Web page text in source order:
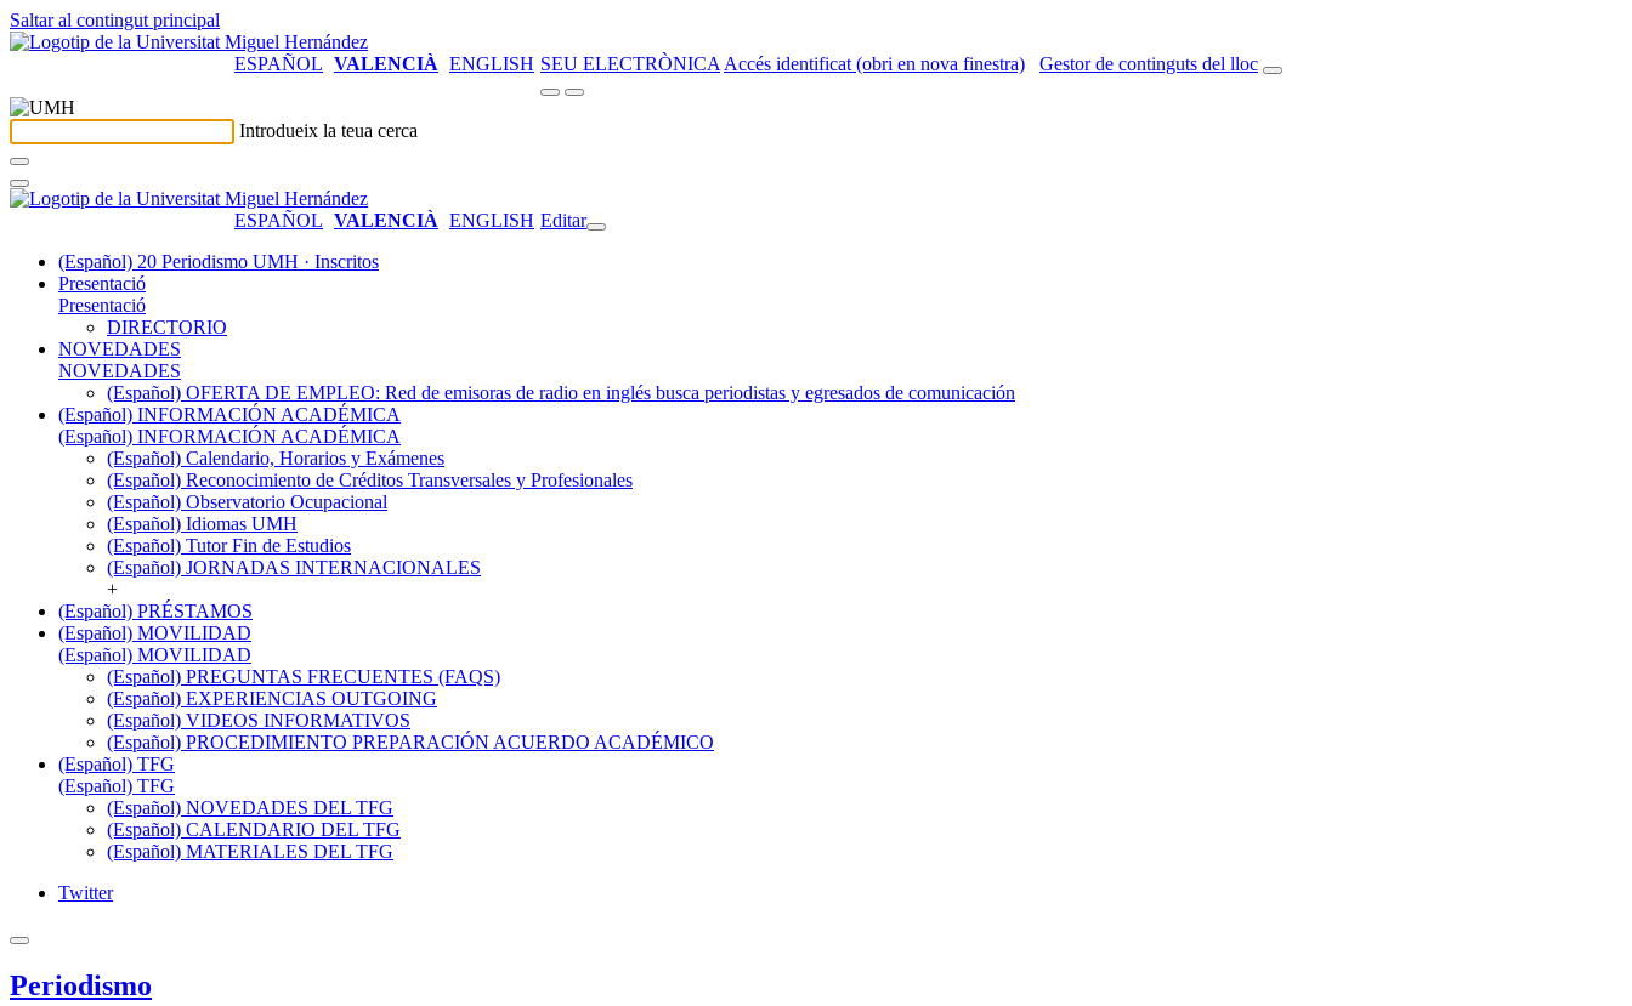
Saltar al contingut principal
ESPAÑOL VALENCIÀ ENGLISH SEU ELECTRÒNICA Accés identificat (obri en nova finestra) Gestor de continguts del lloc
Introdueix la teua cerca
ESPAÑOL VALENCIÀ ENGLISH Editar
(Español) 20 Periodismo UMH · Inscritos
Presentació
Presentació
DIRECTORIO
NOVEDADES
NOVEDADES
(Español) OFERTA DE EMPLEO: Red de emisoras de radio en inglés busca periodistas y egresados de comunicación
(Español) INFORMACIÓN ACADÉMICA
(Español) INFORMACIÓN ACADÉMICA
(Español) Calendario, Horarios y Exámenes
(Español) Reconocimiento de Créditos Transversales y Profesionales
(Español) Observatorio Ocupacional
(Español) Idiomas UMH
(Español) Tutor Fin de Estudios
(Español) JORNADAS INTERNACIONALES
+
(Español) PRÉSTAMOS
(Español) MOVILIDAD
(Español) MOVILIDAD
(Español) PREGUNTAS FRECUENTES (FAQS)
(Español) EXPERIENCIAS OUTGOING
(Español) VIDEOS INFORMATIVOS
(Español) PROCEDIMIENTO PREPARACIÓN ACUERDO ACADÉMICO
(Español) TFG
(Español) TFG
(Español) NOVEDADES DEL TFG
(Español) CALENDARIO DEL TFG
(Español) MATERIALES DEL TFG
Twitter
Periodismo